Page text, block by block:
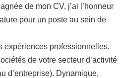
de mon CV, j’ai l’honneur
pour un poste au sein de
expériences professionnelles,
de votre secteur d’activité
d’entreprise). Dynamique,